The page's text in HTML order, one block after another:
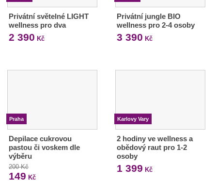
Privátní světelné LIGHT
wellness pro dva
2 390 Kč
Privátní jungle BIO
wellness pro 2-4 osoby
3 390 Kč
Praha
Depilace cukrovou
pastou či voskem dle
výběru
200 Kč
149 Kč
Karlovy Vary
2 hodiny ve wellness a
obědový raut pro 1-2
osoby
1 399 Kč